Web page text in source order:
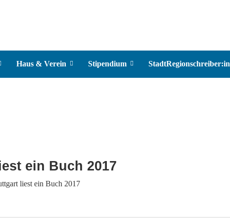
Haus & Verein Stipendium StadtRegionschreiber:in
ein Buch 2017
liest ein Buch 2017